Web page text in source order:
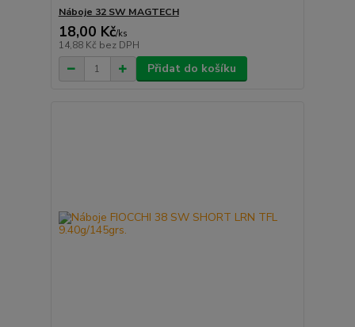
Náboje 32 SW MAGTECH
18,00 Kč/ks
14,88 Kč bez DPH
Přidat do košíku